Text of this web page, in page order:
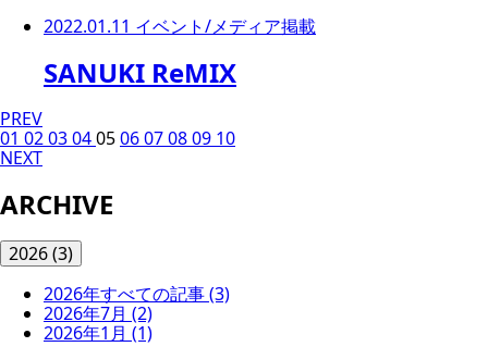
2022.01.11 イベント/メディア掲載
SANUKI ReMIX
PREV
01 0203040506070809 10
NEXT
ARCHIVE
2026(3)
2026年すべての記事(3)
2026年7月 (2)
2026年1月 (1)